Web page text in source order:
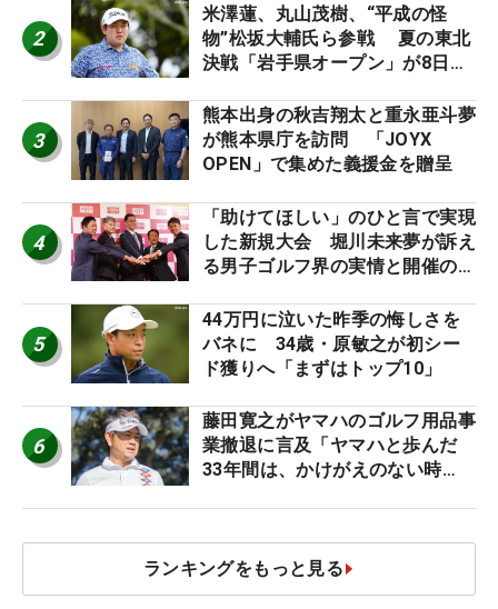
ーのヒトネタ！】
2
米澤蓮、丸山茂樹、“平成の怪
物”松坂大輔氏ら参戦 夏の東北
決戦「岩手県オープン」が8日開
3
熊本出身の秋吉翔太と重永亜斗夢
が熊本県庁を訪問 「JOYX
OPEN」で集めた義援金を贈呈
4
「助けてほしい」のひと言で実現
した新規大会 堀川未来夢が訴え
る男子ゴルフ界の実情と開催の舞
5
44万円に泣いた昨季の悔しさを
バネに 34歳・原敏之が初シー
ド獲りへ「まずはトップ10」
6
藤田寛之がヤマハのゴルフ用品事
業撤退に言及「ヤマハと歩んだ
33年間は、かけがえのない時
ランキングをもっと見る